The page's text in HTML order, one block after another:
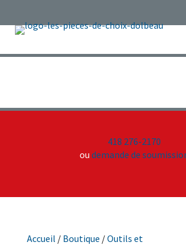
418 276-2170
ou demande de
Accueil / Boutique /Outils et